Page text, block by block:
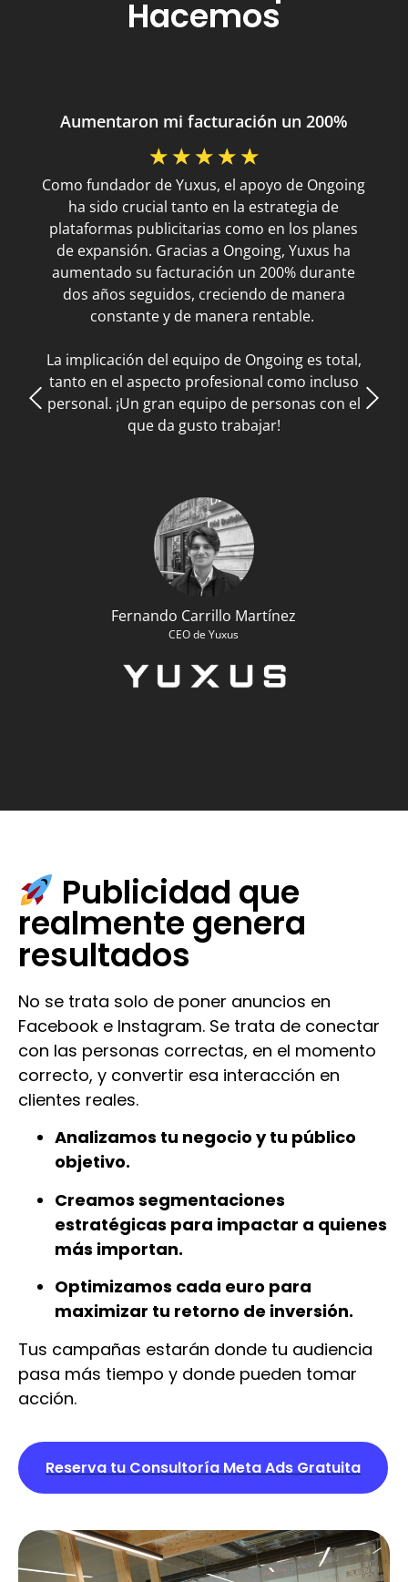
Hacemos
Fernando Carrillo Martínez
CEO de Yuxus
Aumentaron mi facturación un 200%
☆ ☆ ☆ ☆ ☆
Como fundador de Yuxus, el apoyo de Ongoing
ha sido crucial tanto en la estrategia de
plataformas publicitarias como en los planes
de expansión. Gracias a Ongoing, Yuxus ha
aumentado su facturación un 200% durante
dos años seguidos, creciendo de manera
constante y de manera rentable.
La implicación del equipo de Ongoing es total,
tanto en el aspecto profesional como incluso
personal. ¡Un gran equipo de personas con el
que da gusto trabajar!
Publicidad que
realmente genera
resultados
No se trata solo de poner anuncios en
Facebook e Instagram. Se trata de conectar
con las personas correctas, en el momento
correcto, y convertir esa interacción en
clientes reales.
Analizamos tu negocio y tu público
objetivo.
Creamos segmentaciones
estratégicas para impactar a quienes
más importan.
Optimizamos cada euro para
maximizar tu retorno de inversión.
Tus campañas estarán donde tu audiencia
pasa más tiempo y donde pueden tomar
acción.
Reserva tu Consultoría Meta Ads Gratuita